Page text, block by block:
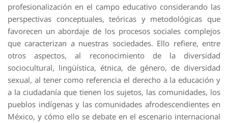
profesionalización en el campo educativo considerando las
perspectivas conceptuales, teóricas y metodológicas que
favorecen un abordaje de los procesos sociales complejos
que caracterizan a nuestras sociedades. Ello refiere, entre
otros aspectos, al reconocimiento de la diversidad
sociocultural, lingüística, étnica, de género, de diversidad
sexual, al tener como referencia el derecho a la educación y
a la ciudadanía que tienen los sujetos, las comunidades, los
pueblos indígenas y las comunidades afrodescendientes en
México, y cómo ello se debate en el escenario internacional